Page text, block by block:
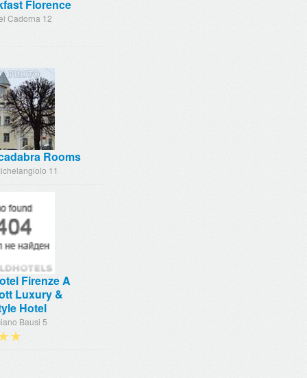
Florence
Cadorna 12
Rooms
11
Firenze A
Luxury &
Hotel
Bausi 5